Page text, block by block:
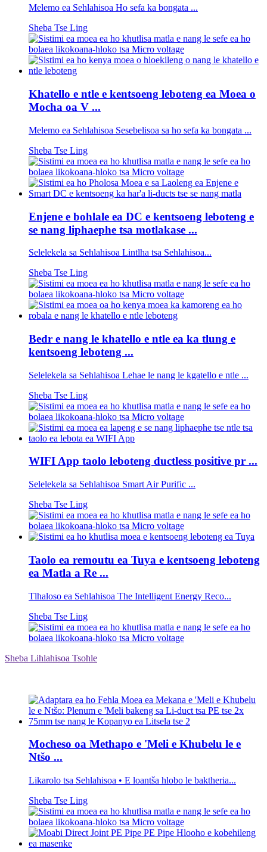
Melemo ea Sehlahisoa Ho sefa ka bongata ...
Sheba Tse Ling
Khatello e ntle e kentsoeng leboteng ea Moea o
Mocha oa V ...
Melemo ea Sehlahisoa Sesebelisoa sa ho sefa ka bongata ...
Sheba Tse Ling
Enjene e bohlale ea DC e kentsoeng leboteng e
se nang liphaephe tsa motlakase ...
Selelekela sa Sehlahisoa Lintlha tsa Sehlahisoa...
Sheba Tse Ling
Bedr e nang le khatello e ntle ea ka tlung e
kentsoeng leboteng ...
Selelekela sa Sehlahisoa Lehae le nang le kgatello e ntle ...
Sheba Tse Ling
WIFI App taolo leboteng ductless positive pr ...
Selelekela sa Sehlahisoa Smart Air Purific ...
Sheba Tse Ling
Taolo ea remoutu ea Tuya e kentsoeng leboteng
ea Matla a Re ...
Tlhaloso ea Sehlahisoa The Intelligent Energy Reco...
Sheba Tse Ling
Sheba Lihlahisoa Tsohle
Mocheso oa Methapo e 'Meli e Khubelu le e
Ntšo ...
Likarolo tsa Sehlahisoa • E loantša hlobo le baktheria...
Sheba Tse Ling